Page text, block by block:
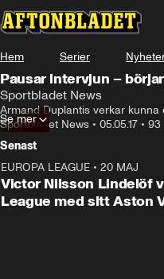
Hem Serier
Pausar intervjun –
Sportbladet News
Armand Duplantis verkar
Sportbladet News • 05.05.17 • 93
Se mer
Senast
EUROPA LEAGUE • 20 MAJ
Victor Nilsson Lindelöf
League med sitt Aston